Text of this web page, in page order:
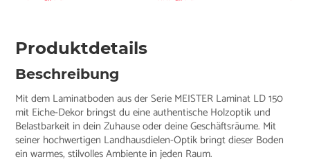
Produktdetails
Beschreibung
Mit dem Laminatboden aus der Serie MEISTER Laminat LD 150
mit Eiche-Dekor bringst du eine authentische Holzoptik und
Belastbarkeit in dein Zuhause oder deine Geschäftsräume. Mit
seiner hochwertigen Landhausdielen-Optik bringt dieser Boden
ein warmes, stilvolles Ambiente in jeden Raum.